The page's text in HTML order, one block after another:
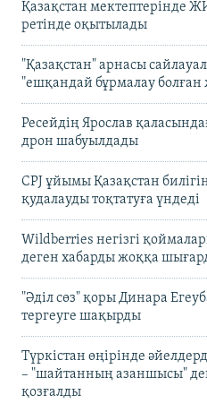
Қазақстан мектептерінде
ретінде оқытылады
"Қазақстан" арнасы
"ешқандай бұрмалау болған
Ресейдің Ярослав
дрон шабуылдады
CPJ ұйымы Қазақстан
қудалауды тоқтатуға үндеді
Wildberries негізгі
деген хабарды жоққа
"Әділ сөз" қоры Динара
тергеуге шақырды
Түркістан өңірінде
– "шайтанның азаншысы"
қозғалды